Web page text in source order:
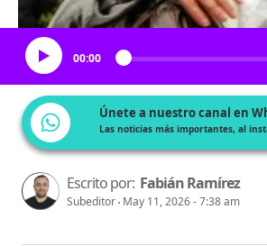
Escucha el
00:00
Únete a nuestro canal en
Las noticias más importantes, al
Escrito por: Fabián Ramírez
Subeditor May 11, 2026 - 7:38 am